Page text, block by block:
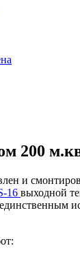
200
и
16 выходной